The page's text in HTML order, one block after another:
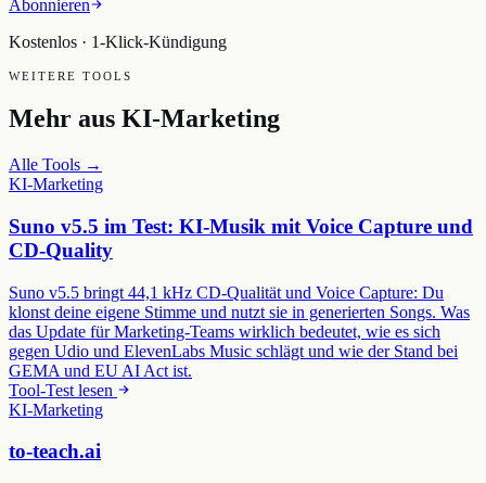
Abonnieren
Kostenlos · 1-Klick-Kündigung
WEITERE TOOLS
Mehr aus KI-Marketing
Alle Tools →
KI-Marketing
Suno v5.5 im Test: KI-Musik mit Voice Capture und
CD-Quality
Suno v5.5 bringt 44,1 kHz CD-Qualität und Voice Capture: Du
klonst deine eigene Stimme und nutzt sie in generierten Songs. Was
das Update für Marketing-Teams wirklich bedeutet, wie es sich
gegen Udio und ElevenLabs Music schlägt und wie der Stand bei
GEMA und EU AI Act ist.
Tool-Test lesen
KI-Marketing
to-teach.ai